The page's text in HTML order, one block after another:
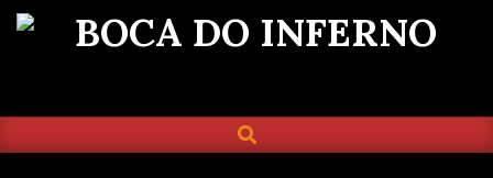
Skip
DO
INFERNO
Navigation
SEARCH